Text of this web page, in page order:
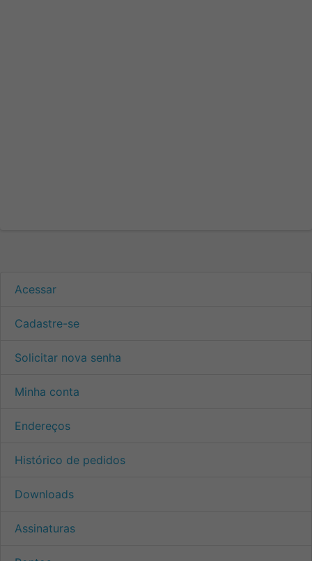
Acessar
Cadastre-se
Solicitar nova senha
Minha conta
Endereços
Histórico de pedidos
Downloads
Assinaturas